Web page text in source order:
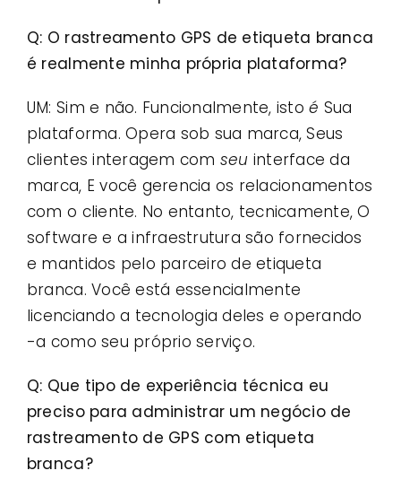
Q: O rastreamento GPS de etiqueta branca
é realmente minha própria plataforma?
UM: Sim e não. Funcionalmente, istoé Sua
plataforma. Opera sob sua marca, Seus
clientes interagem com seu interface da
marca, E você gerencia os relacionamentos
com o cliente. No entanto, tecnicamente, O
software e a infraestrutura são fornecidos
e mantidos pelo parceiro de etiqueta
branca. Você está essencialmente
licenciando a tecnologia deles e operando
-a como seu próprio serviço.
Q: Que tipo de experiência técnica eu
preciso para administrar um negócio de
rastreamento de GPS com etiqueta
branca?